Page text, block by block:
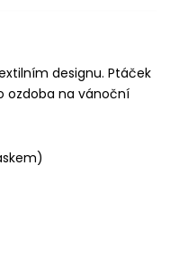
designu. Ptáček
ozdoba na vánoční